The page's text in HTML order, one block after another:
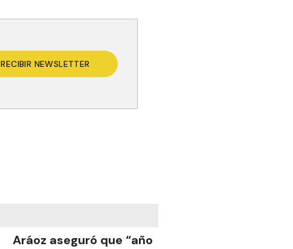
RECIBIR NEWSLETTER
Aráoz aseguró que “año